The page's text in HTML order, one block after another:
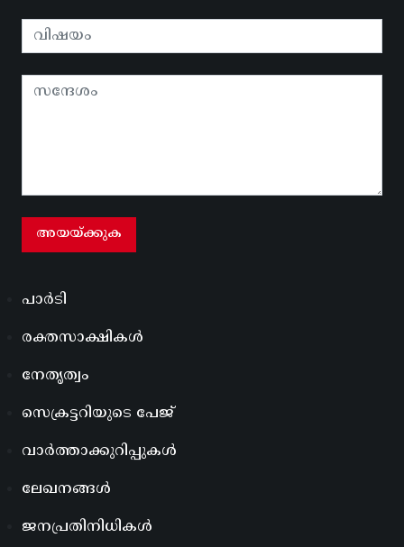
പാർടി
രക്തസാക്ഷികൾ
നേതൃത്വം
സെക്രട്ടറിയുടെ പേജ്
വാർത്താക്കുറിപ്പുകൾ
ലേഖനങ്ങൾ
ജനപ്രതിനിധികൾ